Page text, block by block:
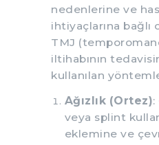
nedenlerine ve
ihtiyaçlarına bağlı
TMJ
iltihabının
kullanılan
Ağızlık (Ortez):
veya splint
eklemine ve